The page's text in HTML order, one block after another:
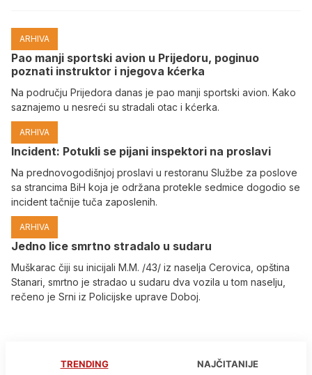
ARHIVA
Pao manji sportski avion u Prijedoru, poginuo
poznati instruktor i njegova kćerka
Na području Prijedora danas je pao manji sportski avion. Kako
saznajemo u nesreći su stradali otac i kćerka.
ARHIVA
Incident: Potukli se pijani inspektori na proslavi
Na prednovogodišnjoj proslavi u restoranu Službe za poslove
sa strancima BiH koja je održana protekle sedmice dogodio se
incident tačnije tuča zaposlenih.
ARHIVA
Јedno lice smrtno stradalo u sudaru
Muškarac čiji su inicijali M.M. /43/ iz naselja Cerovica, opština
Stanari, smrtno je stradao u sudaru dva vozila u tom naselju,
rečeno je Srni iz Policijske uprave Doboj.
TRENDING NAJČITANIJE